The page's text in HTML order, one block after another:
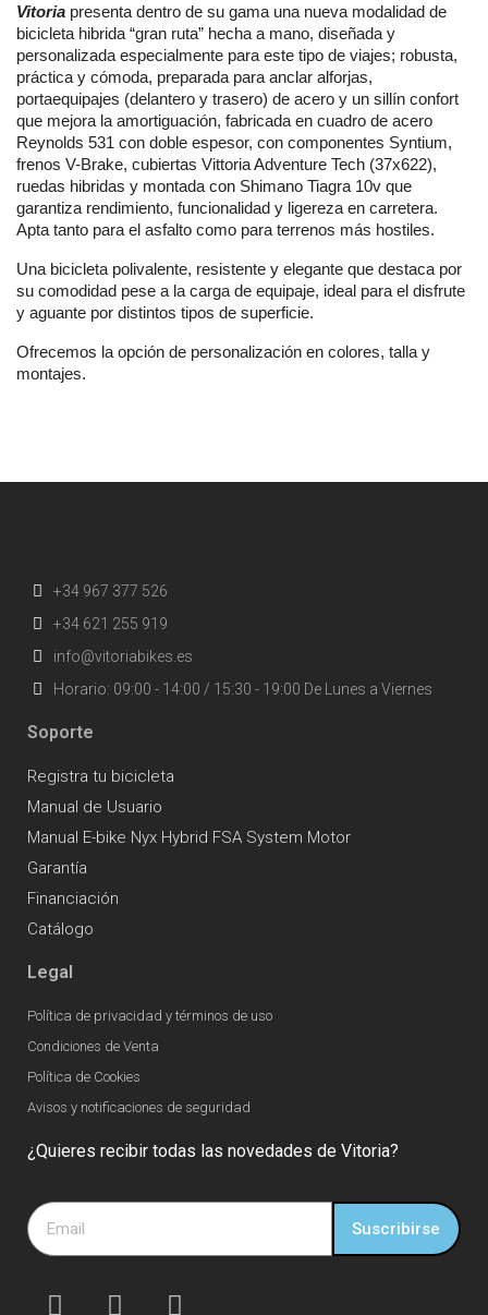
Vitoria presenta dentro de su gama una nueva modalidad de
bicicleta hibrida “gran ruta” hecha a mano, diseñada y
personalizada especialmente para este tipo de viajes; robusta,
práctica y cómoda, preparada para anclar alforjas,
portaequipajes (delantero y trasero) de acero y un sillín confort
que mejora la amortiguación, fabricada en cuadro de acero
Reynolds 531 con doble espesor, con componentes Syntium,
frenos V-Brake, cubiertas Vittoria Adventure Tech (37x622),
ruedas hibridas y montada con Shimano Tiagra 10v que
garantiza rendimiento, funcionalidad y ligereza en carretera.
Apta tanto para el asfalto como para terrenos más hostiles.
Una bicicleta polivalente, resistente y elegante que destaca por
su comodidad pese a la carga de equipaje, ideal para el disfrute
y aguante por distintos tipos de superficie.
Ofrecemos la opción de personalización en colores, talla y
montajes.
+34 967 377 526
+34 621 255 919
info@vitoriabikes.es
Horario: 09:00 - 14:00 / 15:30 - 19:00 De Lunes a Viernes
Soporte
Registra tu bicicleta
Manual de Usuario
Manual E-bike Nyx Hybrid FSA System Motor
Garantía
Financiación
Catálogo
Legal
Política de privacidad y términos de uso
Condiciones de Venta
Política de Cookies
Avisos y notificaciones de seguridad
¿Quieres recibir todas las novedades de Vitoria?
Suscribirse